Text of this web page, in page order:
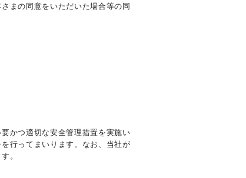
まの同意をいただいた場合等の同
かつ適切な安全管理措置を実施い
行ってまいります。なお、当社が
。